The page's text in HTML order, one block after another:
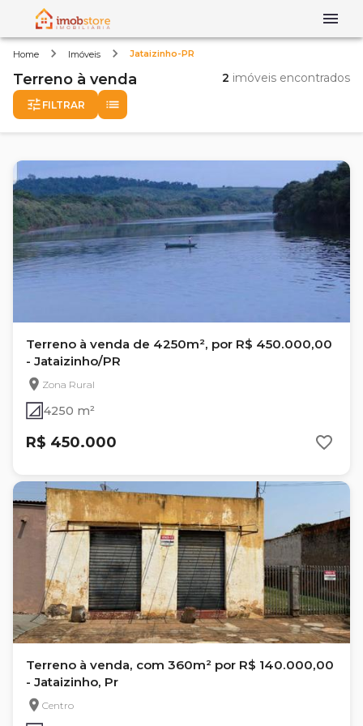
Home Imóveis Jataizinho-PR
Terreno à venda 2 imóveis encontrados
FILTRAR
Terreno à venda de 4250m², por R$ 450.000,00
- Jataizinho/PR
Zona Rural
4250 m²
R$ 450.000
Terreno à venda, com 360m² por R$ 140.000,00
- Jataizinho, Pr
Centro